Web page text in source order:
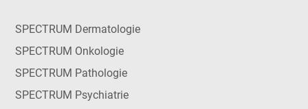
SPECTRUM Dermatologie
SPECTRUM Onkologie
SPECTRUM Pathologie
SPECTRUM Psychiatrie